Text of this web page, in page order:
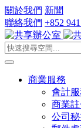
關於我們 新聞
聯絡我們 +852
商業服務
會計
商業
公司